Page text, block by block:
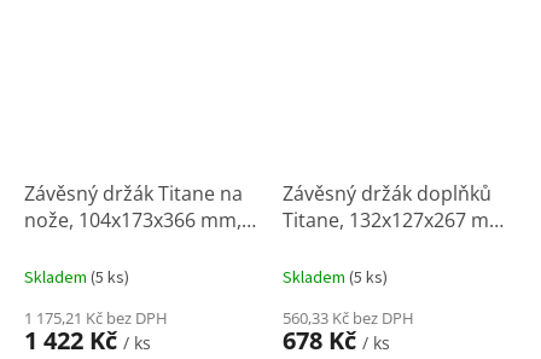
Závěsný držák Titane na
nože, 104x173x366 mm,
Skladem (5 ks)
1 175,21 Kč bez DPH
1 422 Kč / ks
Závěsný držák doplňků
Titane, 132x127x267 mm,
Skladem (5 ks)
560,33 Kč bez DPH
678 Kč / ks